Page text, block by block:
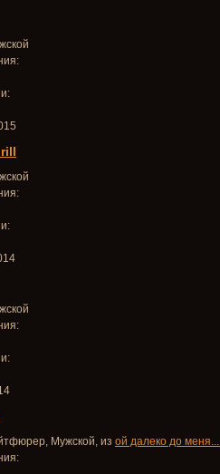
, Мужской, из ой далеко до